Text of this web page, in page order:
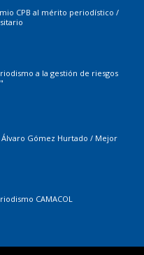
CPB al mérito periodístico /
a la gestión de riesgos
Gómez Hurtado / Mejor
CAMACOL